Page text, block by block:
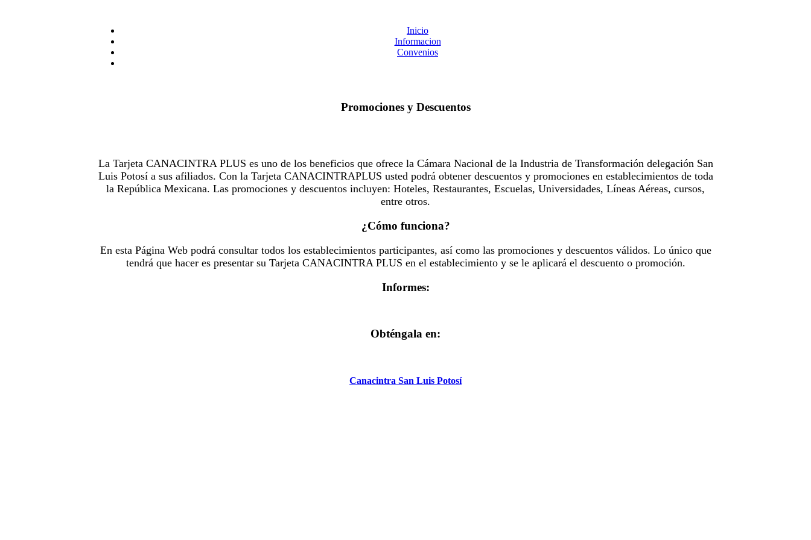
Inicio
Informacion
Convenios
Promociones y Descuentos
La Tarjeta CANACINTRA PLUS es uno de los beneficios que ofrece la Cámara Nacional de la Industria de Transformación delegación San
Luis Potosí a sus afiliados. Con la Tarjeta CANACINTRAPLUS usted podrá obtener descuentos y promociones en establecimientos de toda
la República Mexicana. Las promociones y descuentos incluyen: Hoteles, Restaurantes, Escuelas, Universidades, Líneas Aéreas, cursos,
entre otros.
¿Cómo funciona?
En esta Página Web podrá consultar todos los establecimientos participantes, así como las promociones y descuentos válidos. Lo único que
tendrá que hacer es presentar su Tarjeta CANACINTRA PLUS en el establecimiento y se le aplicará el descuento o promoción.
Informes:
Obténgala en:
Canacintra San Luis Potosí